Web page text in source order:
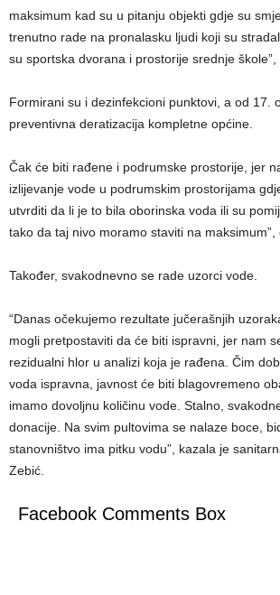
maksimum kad su u pitanju objekti gdje su
trenutno rade na pronalasku ljudi koji su
su sportska dvorana i prostorije srednje škole”,
Formirani su i dezinfekcioni punktovi, a od 17.
preventivna deratizacija kompletne općine.
Čak će biti rađene i podrumske prostorije, jer
izlijevanje vode u podrumskim prostorijama
utvrditi da li je to bila oborinska voda ili su
tako da taj nivo moramo staviti na maksimum”,
Također, svakodnevno se rade uzorci vode.
“Danas očekujemo rezultate jučerašnjih
mogli pretpostaviti da će biti ispravni, jer nam
rezidualni hlor u analizi koja je rađena. Čim
voda ispravna, javnost će biti blagovremeno
imamo dovoljnu količinu vode. Stalno,
donacije. Na svim pultovima se nalaze boce,
stanovništvo ima pitku vodu”, kazala je
Zebić.
Facebook Comments Box